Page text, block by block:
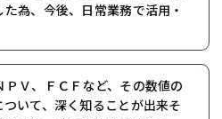
為、今後、日常業務で活用・
Ｖ、ＦＣＦなど、その数値の
いて、深く知ることが出来そ